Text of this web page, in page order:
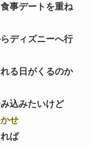
事デートを重ね
ディズニーへ行
る日がくるのか
込みたいけど
せ
ば